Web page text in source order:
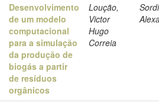
Desenvolvimento
de um modelo
computacional
para a simulação
da produção de
biogás a partir
de resíduos
orgânicos
Loução,
Victor
Hugo
Correia